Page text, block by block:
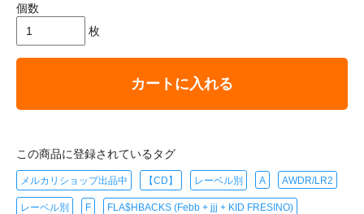
個数
枚
カートに入れる
この商品に登録されているタグ
メルカリショップ出品中 【CD】 レーベル別 A AWDR/LR2
レーベル別 F FLA$HBACKS (Febb + jjj + KID FRESINO)